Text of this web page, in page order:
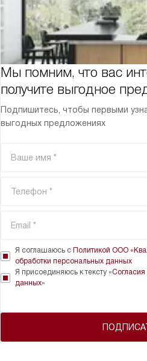
Мы помним, что вас
получите выгодное
Подпишитесь, чтобы первыми
выгодных предложениях
Я соглашаюсь с Политикой ООО
обработки персональных данных
Я присоединяюсь к тексту «Согласия
данных»